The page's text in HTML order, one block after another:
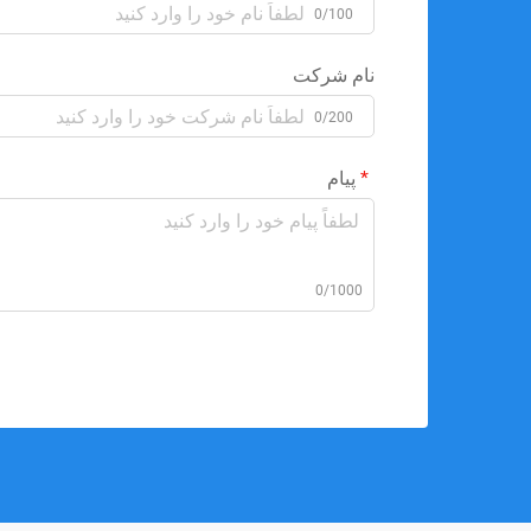
0/100
نام شرکت
0/200
پیام
0/1000